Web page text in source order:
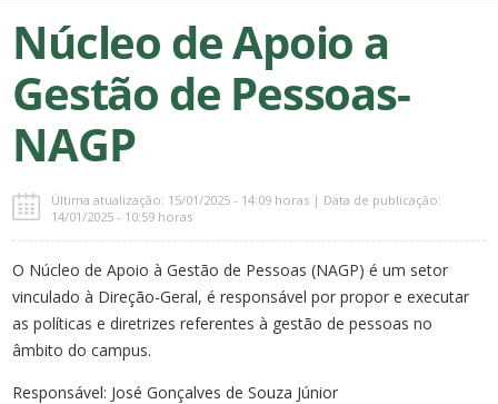
Núcleo de Apoio a
Gestão de Pessoas-
NAGP
Última atualização: 15/01/2025 - 14:09 horas | Data de publicação:
14/01/2025 - 10:59 horas
O Núcleo de Apoio à Gestão de Pessoas (NAGP) é um setor
vinculado à Direção-Geral, é responsável por propor e executar
as políticas e diretrizes referentes à gestão de pessoas no
âmbito do campus.
Responsável: José Gonçalves de Souza Júnior